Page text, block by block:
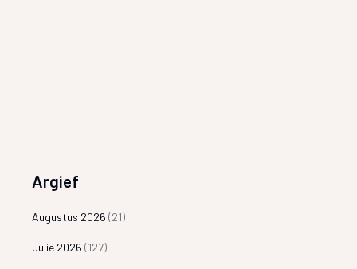
Argief
Augustus 2026 (21)
Julie 2026 (127)